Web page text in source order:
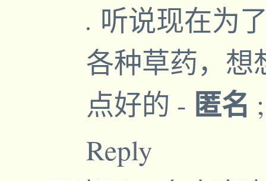
听说现在为
各种草药，想
点好的 - 匿名
Reply